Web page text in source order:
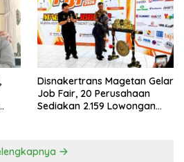
Disnakertrans Magetan Gelar
Job Fair, 20 Perusahaan
Sediakan 2.159 Lowongan